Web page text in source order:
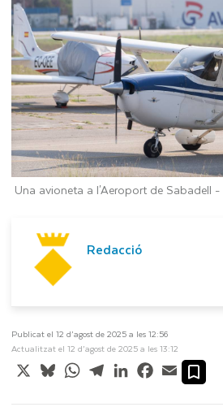
Una avioneta a l'Aeroport de Sabadell -
Redacció
Publicat el 12 d’agost de 2025 a les 12:56
Actualitzat el 12 d’agost de 2025 a les 13:12
X BlueskyWhatsApp
TelegramLinkedInFacebook
Email